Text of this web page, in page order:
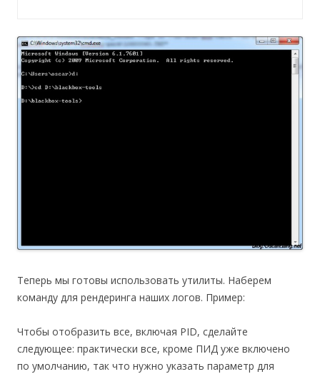
Теперь мы готовы использовать утилиты. Наберем
команду для рендеринга наших логов. Пример:
Чтобы отобразить все, включая PID, сделайте
следующее: практически все, кроме ПИД уже включено
по умолчанию, так что нужно указать параметр для